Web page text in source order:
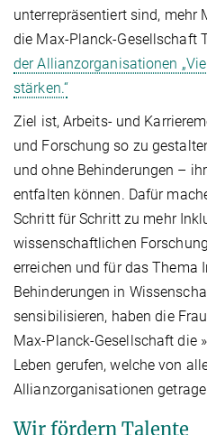
unterrepräsentiert sind, mehr
die Max-Planck-Gesellschaft
der Allianzorganisationen
stärken.“
Ziel ist, Arbeits- und
und Forschung so zu
und ohne Behinderungen –
entfalten können. Dafür
Schritt für Schritt zu mehr
wissenschaftlichen
erreichen und für das Thema
Behinderungen in
sensibilisieren, haben die
Max-Planck-Gesellschaft die
Leben gerufen, welche von
Allianzorganisationen
Wir fördern Talente